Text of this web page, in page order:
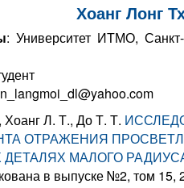
Хоанг Лонг
: Университет ИТМО,
Хоанг Л. Т., До Т. Т.
ОТРАЖЕНИЯ
МАЛОГО
в выпуске №2, том 15,